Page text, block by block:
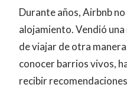
Durante años, Airbnb
alojamiento. Vendió
de viajar de otra
conocer barrios vivos,
recibir